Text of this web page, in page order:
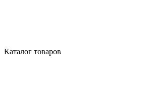
Каталог товаров